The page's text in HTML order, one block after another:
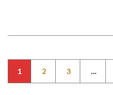
1 2 3 …